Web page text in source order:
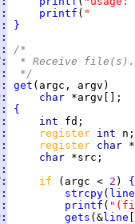
: printf ( "
:
}
:
:
/*
:
* Receive file(s).
:
*/
: get
: char
:
{
: int
: register int
: register char
: char
:
: if (argc < 2 ) {
: strcpy( line
: printf (
: gets (&line